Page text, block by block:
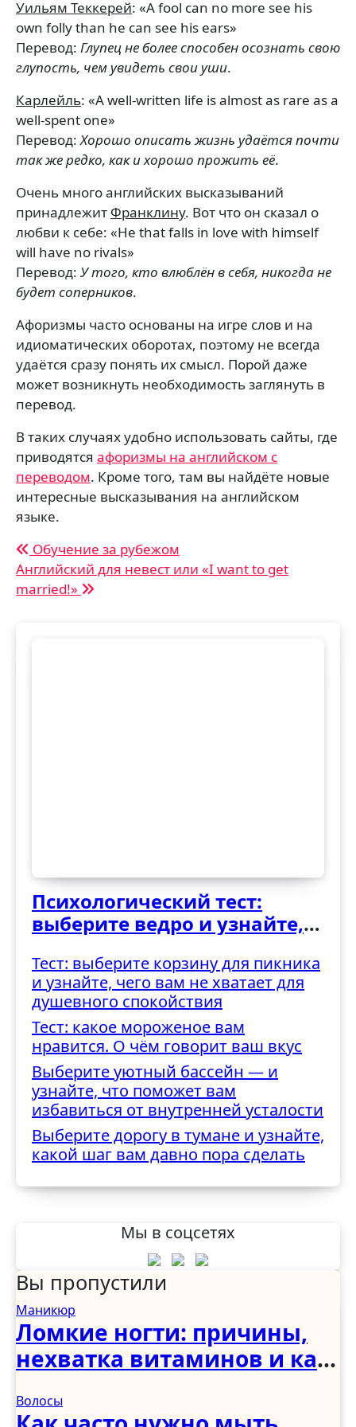
Уильям Теккерей: «A fool can no more see his
own folly than he can see his ears»
Перевод: Глупец не более способен осознать свою
глупость, чем увидеть свои уши.
Карлейль: «A well-written life is almost as rare as a
well-spent one»
Перевод:Хорошо описать жизнь удаётся почти
так же редко, как и хорошо прожить её.
Очень много английских высказываний
принадлежитФранклину. Вот что он сказал о
любви к себе: «He that falls in love with himself
will have no rivals»
Перевод: У того, кто влюблён в себя, никогда не
будет соперников.
Афоризмы часто основаны на игре слов и на
идиоматических оборотах, поэтому не всегда
удаётся сразу понять их смысл. Порой даже
может возникнуть необходимость заглянуть в
перевод.
В таких случаях удобно использовать сайты, где
приводятся афоризмы на английском с
переводом. Кроме того, там вы найдёте новые
интересные высказывания на английском
языке.
Навигация
по
записям
Обучение за рубежом
Английский для невест или «I want to get
married!»
Психологический тест:
выберите ведро и узнайте,
трудностями
Тест: выберите корзину для пикника
и узнайте, чего вам не хватает для
душевного спокойствия
Тест: какое мороженое вам
нравится. О чём говорит ваш вкус
Выберите уютный бассейн — и
узнайте, что поможет вам
избавиться от внутренней усталости
Выберите дорогу в тумане и узнайте,
какой шаг вам давно пора сделать
Мы в соцсетях
Вы пропустили
Маникюр
Ломкие ногти: причины,
нехватка витаминов и как
условиях
Волосы